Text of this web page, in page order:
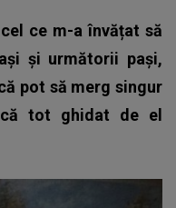
ce m-a învățat să
și următorii pași,
pot să merg singur
tot ghidat de el